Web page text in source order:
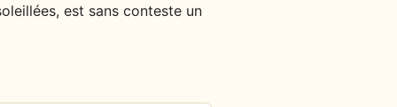
est sans conteste un